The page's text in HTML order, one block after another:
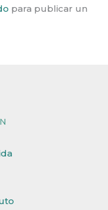
para publicar un